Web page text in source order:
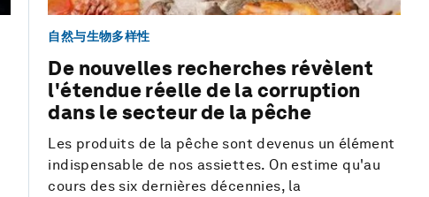
自然与生物多样性
De nouvelles recherches révèlent
l'étendue réelle de la corruption
dans le secteur de la pêche
Les produits de la pêche sont devenus un élément
indispensable de nos assiettes. On estime qu'au
cours des six dernières décennies, la